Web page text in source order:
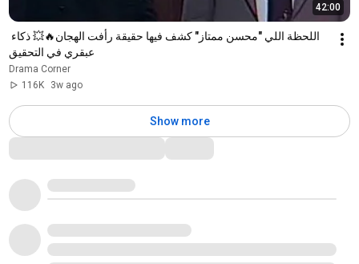
42:00
عبقري في التحقيق
Drama Corner
116K
3w ago
Show more